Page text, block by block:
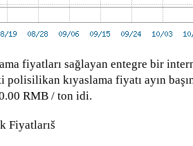
fiyatları sağlayan entegre bir
polisilikan kıyaslama fiyatı ayın
RMB / ton idi.
Fiyatlarıš